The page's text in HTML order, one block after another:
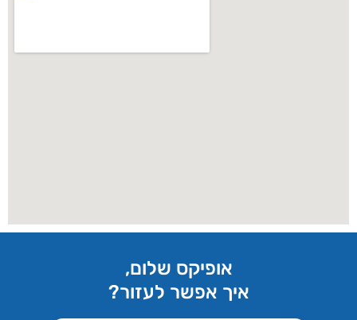
אופיקס שלום,
איך אפשר לעזור?